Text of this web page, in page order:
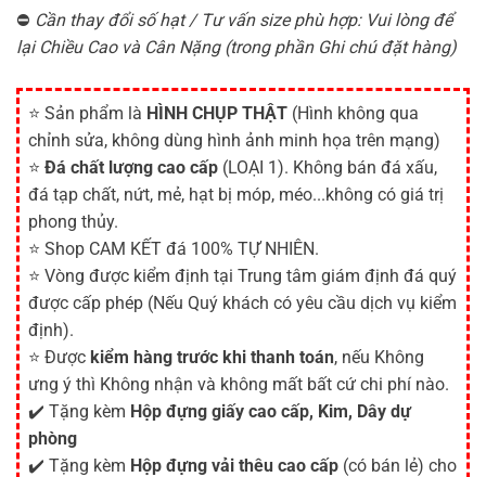
⛔ Cần thay đổi số hạt / Tư vấn size phù hợp: Vui lòng để
lại Chiều Cao và Cân Nặng (trong phần Ghi chú đặt hàng)
⭐ Sản phẩm là HÌNH CHỤP THẬT (Hình không qua
chỉnh sửa, không dùng hình ảnh minh họa trên mạng)
⭐ Đá chất lượng cao cấp (LOẠI 1). Không bán đá xấu,
đá tạp chất, nứt, mẻ, hạt bị móp, méo...không có giá trị
phong thủy.
⭐ Shop CAM KẾT đá 100% TỰ NHIÊN.
⭐ Vòng được kiểm định tại Trung tâm giám định đá quý
được cấp phép (Nếu Quý khách có yêu cầu dịch vụ kiểm
định).
⭐ Được kiểm hàng trước khi thanh toán, nếu Không
ưng ý thì Không nhận và không mất bất cứ chi phí nào.
✔️ Tặng kèm Hộp đựng giấy cao cấp, Kim, Dây dự
phòng
✔️ Tặng kèm Hộp đựng vải thêu cao cấp (có bán lẻ) cho